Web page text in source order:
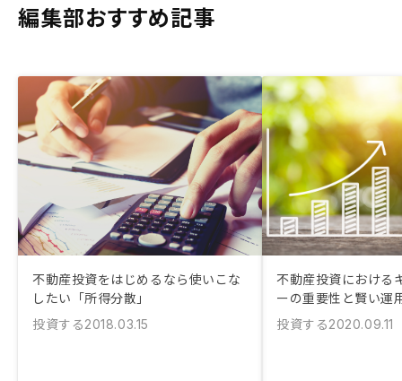
編集部おすすめ記事
不動産投資をはじめるなら使いこな
したい「所得分散」
投資する2018.03.15
不動産投資における
ーの重要性と賢い運
投資する2020.09.11